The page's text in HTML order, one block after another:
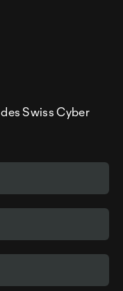
Swiss Cyber